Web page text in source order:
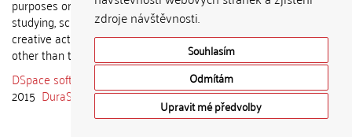
zdroje návštěvnosti.
Souhlasím
Odmítám
Upravit mé předvolby
purposes or claimed as results of
studying, scientific or any other
creative activities of any person
other than the author.
DSpace software
copyright © 2002-
2015 DuraSpace